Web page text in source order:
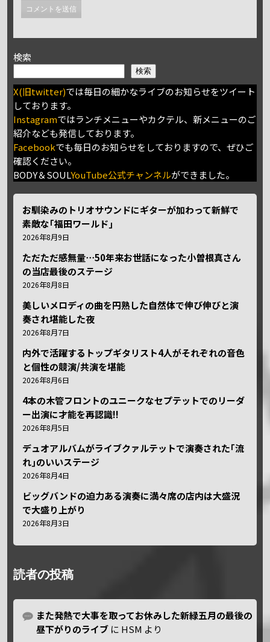
検索
検索
X(旧twitter)では毎日の細かなライブのお知らせをツイート
しております。
Instagramではランチメニューやカクテル、新メニューのご
紹介なども発信しております。
Facebookでも毎日のお知らせをしておりますので、ぜひご
確認ください。
BODY＆SOULYouTube公式チャンネルができました。
お馴染みのトリオサウンドにギターが加わって新鮮で
素敵な｢福田ワールド｣
2026年8月9日
ただただ感無量⋯50年来お世話になった小曽根真さん
の当店最後のステージ
2026年8月8日
美しいメロディの曲を円熟した自然体で伸び伸びと演
奏され堪能した夜
2026年8月7日
内外で活躍するトップギタリスト4人がそれぞれの音色
と個性の競演/共演を堪能
2026年8月6日
4本の木管フロントのユニークなセプテットでのリーダ
ー出演に才能を再認識!!
2026年8月5日
デュオアルバムがライブクァルテットで演奏された｢流
れ｣のいいステージ
2026年8月4日
ビッグバンドの迫力ある演奏に満々席の店内は大盛況
で大盛り上がり
2026年8月3日
読者の投稿
また発熱で大事を取ってお休みした新緑五月の最後の
昼下がりのライブ に HSM より